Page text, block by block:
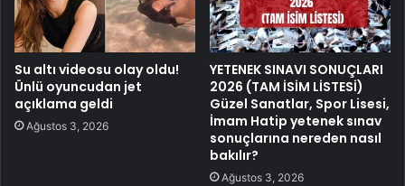
Su altı videosu olay oldu!
Ünlü oyuncudan jet
açıklama geldi
Ağustos 3, 2026
YETENEK SINAVI SONUÇLARI
2026 (TAM İSİM LİSTESİ)
Güzel Sanatlar, Spor Lisesi,
İmam Hatip yetenek sınav
sonuçlarına nereden nasıl
bakılır?
Ağustos 3, 2026